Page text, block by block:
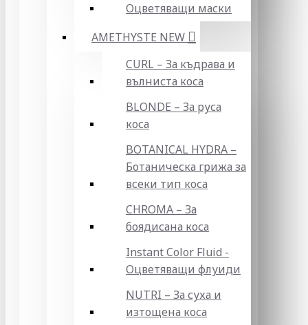
Оцветяващи маски
AMETHYSTE NEW
CURL – За къдрава и
вълниста коса
BLONDE – За руса
коса
BOTANICAL HYDRA –
Ботаническа грижа за
всеки тип коса
CHROMA – За
боядисана коса
Instant Color Fluid -
Оцветяващи флуиди
NUTRI – За суха и
изтощена коса